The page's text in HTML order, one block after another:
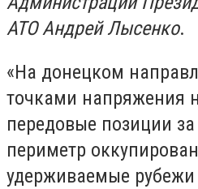
АТО Андрей Лысенко.
«На донецком
точками напряжения
передовые позиции
периметр
удерживаемые рубежи